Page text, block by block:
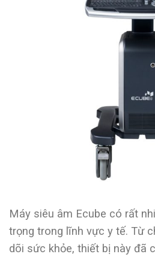
Máy siêu âm Ecube có rất
trọng trong lĩnh vực y tế. Từ
dõi sức khỏe, thiết bị này đã